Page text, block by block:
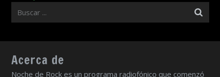
Acerca de
Noche de Rock es un programa radiofónico que comenzó